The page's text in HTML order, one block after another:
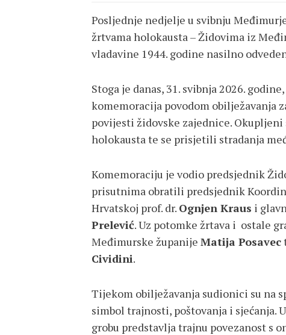
Posljednje nedjelje u svibnju
žrtvama holokausta – Židovima iz
vladavine 1944. godine nasilno
Stoga je danas, 31. svibnja 2026.
komemoracija povodom obilježavanja
povijesti židovske zajednice.
holokausta te se prisjetili stradanja
Komemoraciju je vodio predsjednik
prisutnima obratili predsjednik
Hrvatskoj prof. dr. Ognjen Kraus i
Prelević. Uz potomke žrtava i ostale
Međimurske županije Matija Posavec
Cividini.
Tijekom obilježavanja sudionici su na
simbol trajnosti, poštovanja i sjećanja.
grobu predstavlja trajnu povezanost s